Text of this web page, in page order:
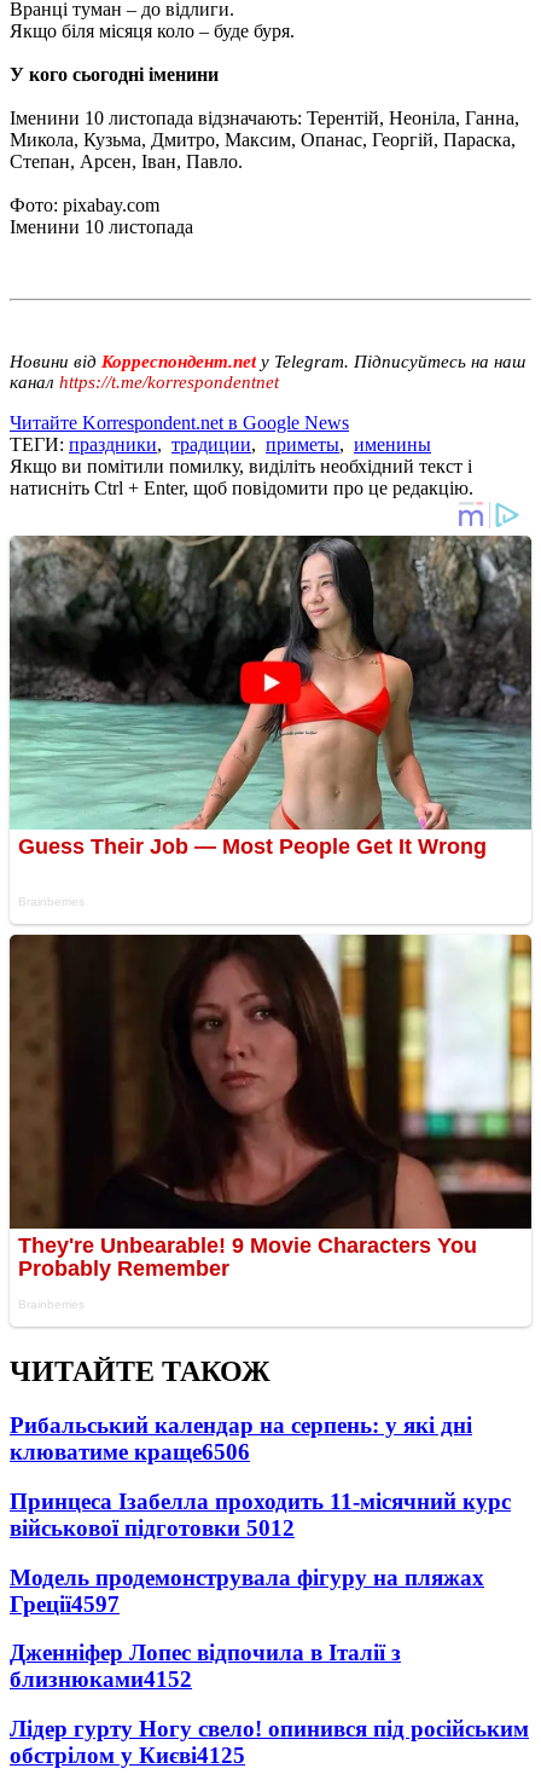
Вранці туман – до відлиги.
Якщо біля місяця коло – буде буря.
У кого сьогодні іменини
Іменини 10 листопада відзначають: Терентій, Неоніла, Ганна,
Микола, Кузьма, Дмитро, Максим, Опанас, Георгій, Параска,
Степан, Арсен, Іван, Павло.
Фото: pixabay.com
Іменини 10 листопада
Новини від Корреспондент.net у Telegram. Підписуйтесь на наш
канал https://t.me/korrespondentnet
Читайте Korrespondent.net в Google News
ТЕГИ: праздники, традиции, приметы, именины
Якщо ви помітили помилку, виділіть необхідний текст і
натисніть Ctrl + Enter, щоб повідомити про це редакцію.
ЧИТАЙТЕ ТАКОЖ
Рибальський календар на серпень: у які дні
клюватиме краще6506
Принцеса Ізабелла проходить 11-місячний курс
військової підготовки 5012
Модель продемонструвала фігуру на пляжах
Греції4597
Дженніфер Лопес відпочила в Італії з
близнюками4152
Лідер гурту Ногу свело! опинився під російським
обстрілом у Києві4125